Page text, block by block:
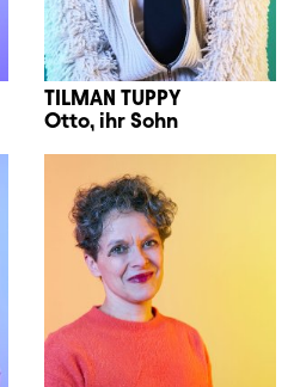
TILMAN TUPPY
Otto, ihr Sohn